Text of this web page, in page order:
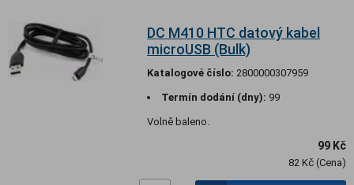
DC M410 HTC datový kabel
microUSB (Bulk)
Katalogové číslo: 2800000307959
Termín dodání (dny): 99
Volně baleno.
99 Kč
82 Kč (Cena)